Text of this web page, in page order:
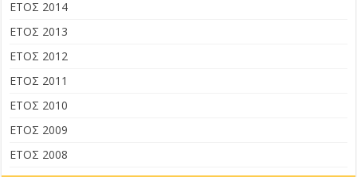
ΕΤΟΣ 2014
ΕΤΟΣ 2013
ΕΤΟΣ 2012
ΕΤΟΣ 2011
ΕΤΟΣ 2010
ΕΤΟΣ 2009
ΕΤΟΣ 2008